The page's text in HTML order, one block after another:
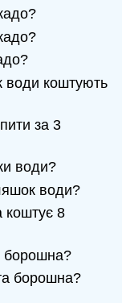
води коштують
за 3
води?
води?
коштує 8
борошна?
борошна?